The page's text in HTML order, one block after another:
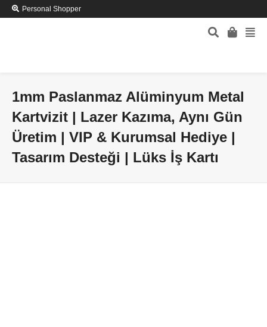
Personal Shopper
1mm Paslanmaz Alüminyum Metal
Kartvizit | Lazer Kazıma, Aynı Gün
Üretim | VIP & Kurumsal Hediye |
Tasarım Desteği | Lüks İş Kartı